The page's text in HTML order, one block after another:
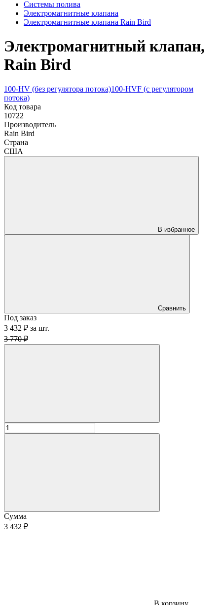
Системы полива
Электромагнитные клапана
Электромагнитные клапана Rain Bird
Электромагнитный клапан,
Rain Bird
100-HV (без регулятора потока)100-HVF (с регулятором
потока)
Код товара
10722
Производитель
Rain Bird
Страна
США
В избранное
Сравнить
Под заказ
3 432 ₽ за шт.
3 770 ₽
Сумма
3 432 ₽
В корзину